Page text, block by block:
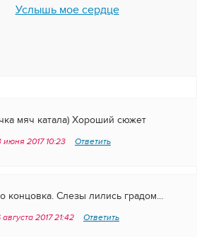
Услышь мое сердце
мяч катала) Хороший сюжет
2017 10:23 Ответить
концовка. Слезы лились градом...
2017 21:42 Ответить